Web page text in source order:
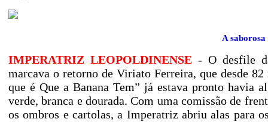
A
IMPERATRIZ LEOPOLDINENSE - O desfile
marcava o retorno de Viriato Ferreira, que desde
que é Que a Banana Tem” já estava pronto havia
verde, branca e dourada. Com uma comissão de
os ombros e cartolas, a Imperatriz abriu alas para